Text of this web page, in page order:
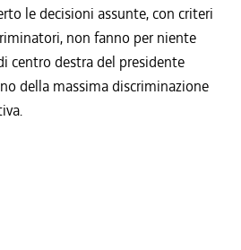
le decisioni assunte, con criteri
non fanno per niente
centro destra del presidente
della massima discriminazione